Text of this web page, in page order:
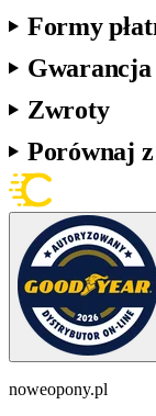
Formy
Gwarancja
Zwroty
Porównaj
noweopony.pl